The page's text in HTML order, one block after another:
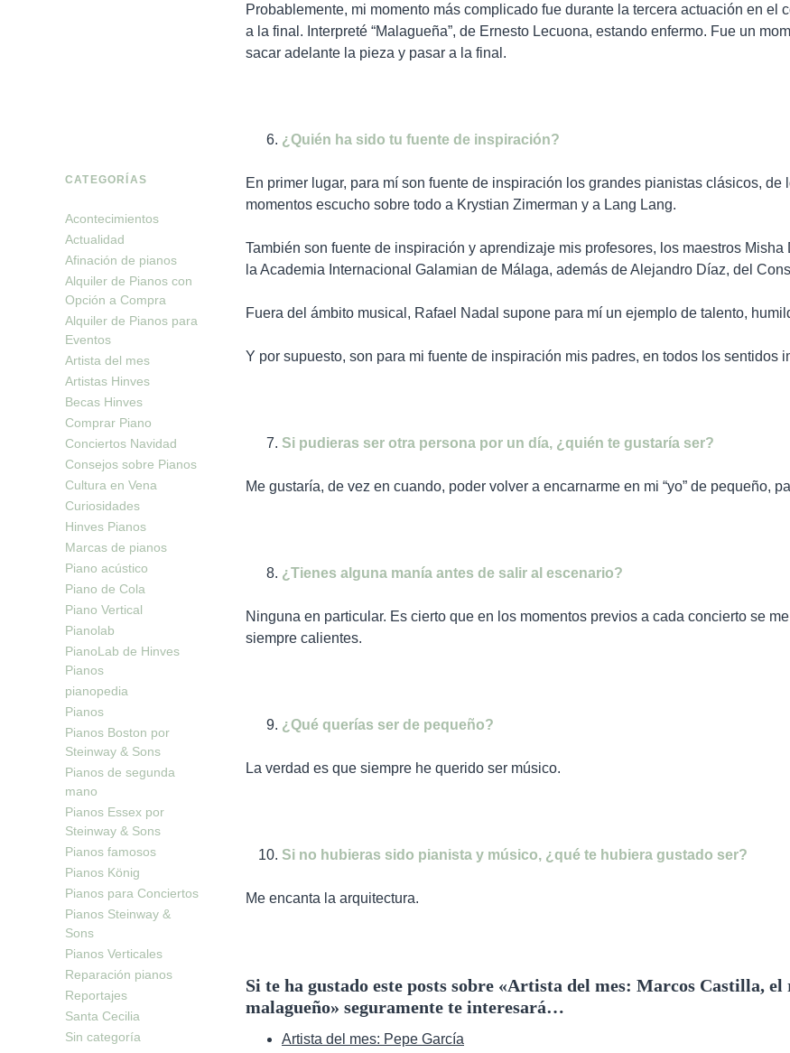
Probablemente, mi momento más complicado fue durante la tercera actuación en el
a la final. Interpreté “Malagueña”, de Ernesto Lecuona, estando enfermo. Fue un
sacar adelante la pieza y pasar a la final.
¿Quién ha sido tu fuente de inspiración?
En primer lugar, para mí son fuente de inspiración los grandes pianistas clásicos,
momentos escucho sobre todo a Krystian Zimerman y a Lang Lang.
También son fuente de inspiración y aprendizaje mis profesores, los maestros
la Academia Internacional Galamian de Málaga, además de Alejandro Díaz, del
Fuera del ámbito musical, Rafael Nadal supone para mí un ejemplo de talento,
Y por supuesto, son para mi fuente de inspiración mis padres, en todos los sentidos
Si pudieras ser otra persona por un día, ¿quién te gustaría ser?
Me gustaría, de vez en cuando, poder volver a encarnarme en mi “yo” de pequeño,
¿Tienes alguna manía antes de salir al escenario?
Ninguna en particular. Es cierto que en los momentos previos a cada concierto se
siempre calientes.
¿Qué querías ser de pequeño?
La verdad es que siempre he querido ser músico.
Si no hubieras sido pianista y músico, ¿qué te hubiera gustado ser?
Me encanta la arquitectura.
Si te ha gustado este posts sobre «Artista del mes: Marcos Castilla,
malagueño» seguramente te interesará…
Artista del mes: Pepe García
CATEGORÍAS
Acontecimientos
Actualidad
Afinación de pianos
Alquiler de Pianos con
Opción a Compra
Alquiler de Pianos para
Eventos
Artista del mes
Artistas Hinves
Becas Hinves
Comprar Piano
Conciertos Navidad
Consejos sobre Pianos
Cultura en Vena
Curiosidades
Hinves Pianos
Marcas de pianos
Piano acústico
Piano de Cola
Piano Vertical
Pianolab
PianoLab de Hinves
Pianos
pianopedia
Pianos
Pianos Boston por
Steinway & Sons
Pianos de segunda
mano
Pianos Essex por
Steinway & Sons
Pianos famosos
Pianos König
Pianos para Conciertos
Pianos Steinway &
Sons
Pianos Verticales
Reparación pianos
Reportajes
Santa Cecilia
Sin categoría